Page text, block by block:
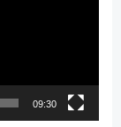
09:30